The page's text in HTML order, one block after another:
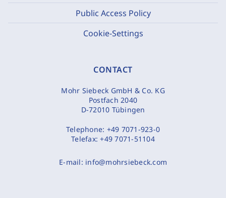
Public Access Policy
Cookie-Settings
CONTACT
Mohr Siebeck GmbH & Co. KG
Postfach 2040
D-72010 Tübingen
Telephone: +49 7071-923-0
Telefax:+49 7071-51104
E-mail: info@mohrsiebeck.com